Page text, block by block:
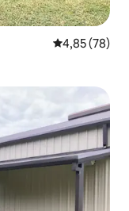
Évaluation
4,85 (78)